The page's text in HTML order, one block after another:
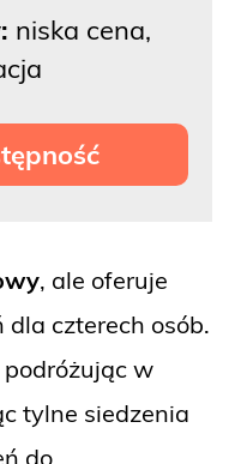
niska cena,
, ale oferuje
czterech osób.
w
tylne siedzenia
do